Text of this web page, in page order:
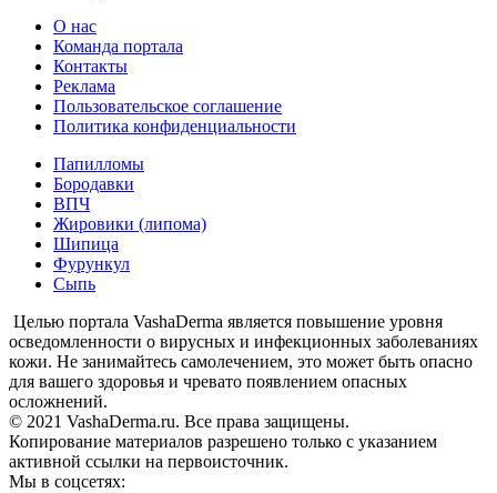
О нас
Команда портала
Контакты
Реклама
Пользовательское соглашение
Политика конфиденциальности
Папилломы
Бородавки
ВПЧ
Жировики (липома)
Шипица
Фурункул
Сыпь
Целью портала VashaDerma является повышение уровня
осведомленности о вирусных и инфекционных заболеваниях
кожи. Не занимайтесь самолечением, это может быть опасно
для вашего здоровья и чревато появлением опасных
осложнений.
© 2021 VashaDerma.ru. Все права защищены.
Копирование материалов разрешено только с указанием
активной ссылки на первоисточник.
Мы в соцсетях: